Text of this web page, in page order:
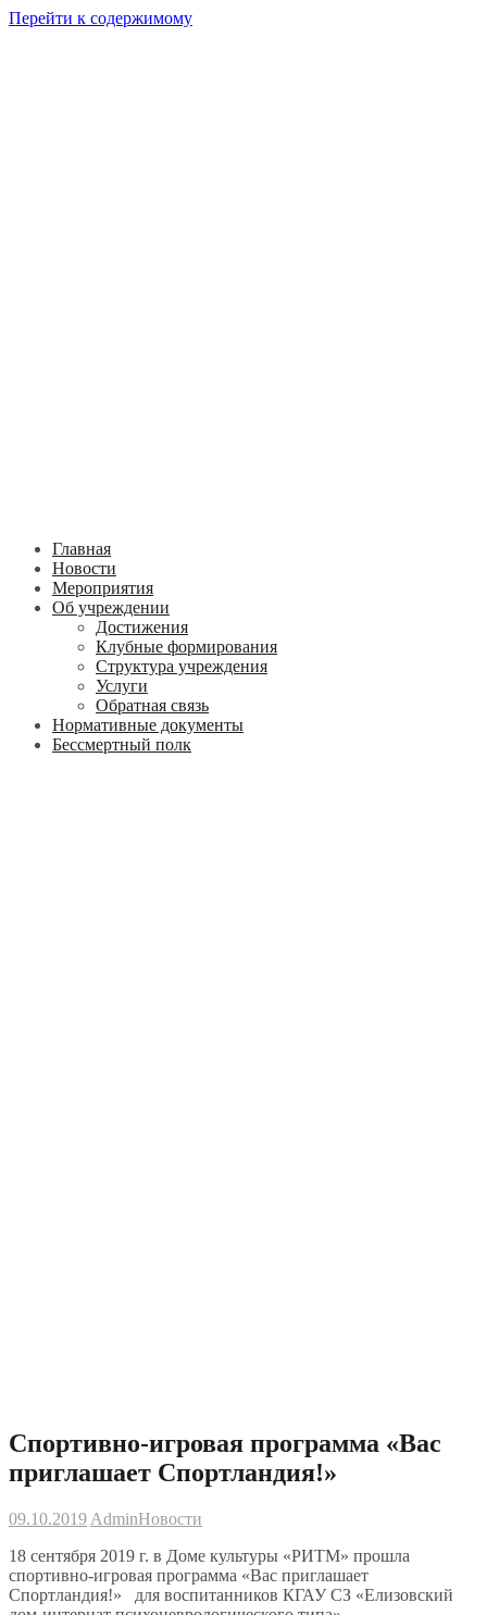
Перейти к содержимому
Главная
Новости
Мероприятия
Об учреждении
Достижения
Клубные формирования
Структура учреждения
Услуги
Обратная связь
Нормативные документы
Бессмертный полк
Спортивно-игровая программа «Вас
приглашает Спортландия!»
09.10.2019 AdminНовости
18 сентября 2019 г. в Доме культуры «РИТМ» прошла
спортивно-игровая программа «Вас приглашает
Спортландия!» для воспитанников КГАУ СЗ «Елизовский